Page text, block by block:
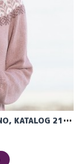
MÖNSTERKATALOG DAM I BAMBINO, KATALOG 2120